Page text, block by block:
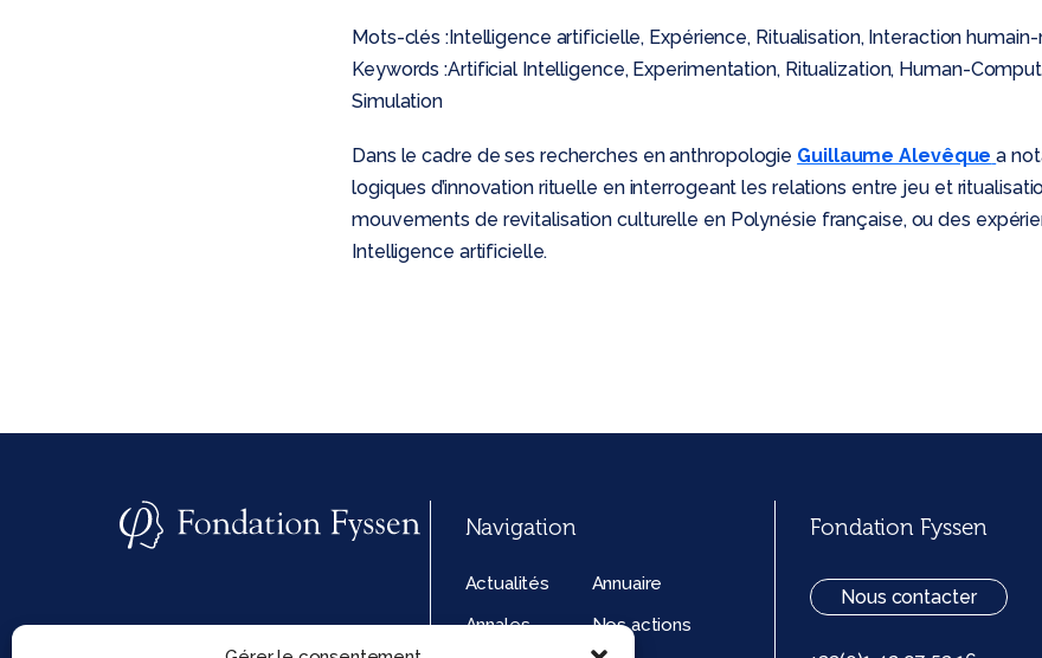
Mots-clés :Intelligence artificielle, Expérience, Ritualisation, Interaction
Keywords :Artificial Intelligence, Experimentation, Ritualization, Human-
Simulation
Dans le cadre de ses recherches en anthropologie Guillaume Alevêque a
logiques d’innovation rituelle en interrogeant les relations entre jeu et
mouvements de revitalisation culturelle en Polynésie française, ou des
Intelligence artificielle.
Navigation
Actualités
Annuaire
Annales
Nos actions
Fondation Fyssen
Nous contacter